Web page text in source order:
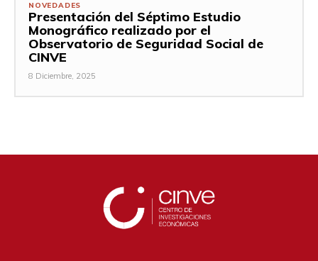
NOVEDADES
Presentación del Séptimo Estudio
Monográfico realizado por el
Observatorio de Seguridad Social de
CINVE
8 Diciembre, 2025